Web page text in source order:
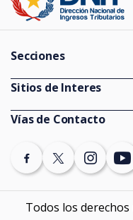
Secciones
Guías
Consultas de Expedientes
Estadísticas
Vencimientos
Auditores externos
Sitios de Interes
Información Pública
Ministerio de Economía y
Banco Central del
SEPRELAD
Vías de Contacto
(021) 729 7000 (discado
Denuncias
Contáctenos
Todos los